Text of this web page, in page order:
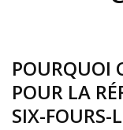
POURQUOI
POUR LA
SIX-FOURS-